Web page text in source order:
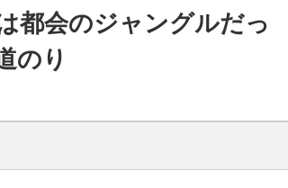
都会のジャングルだっ
のり